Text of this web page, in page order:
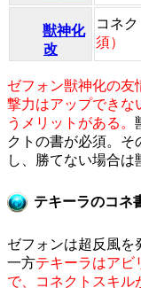
獣神化
改
コネ
須）
ゼフォン獣神化の友
撃力はアップできな
うメリットがある。
クトの書が必須。
し、勝てない場合は
テキーラのコネ
ゼフォンは超反風を
一方テキーラはアビ
で、コネクトスキル